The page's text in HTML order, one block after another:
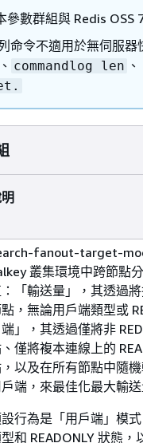
數群組與 Redis OSS
命令不適用於無伺服器
、 commandlog len 、
fanout-target-
叢集環境中跨節點
「輸送量」，其透過
，無論用戶端類型或
端」，其透過僅將非
僅將複本連線上的
以及在所有節點中隨
端，來最佳化最大輸送
行為是「用戶端」模
和 READONLY 狀態